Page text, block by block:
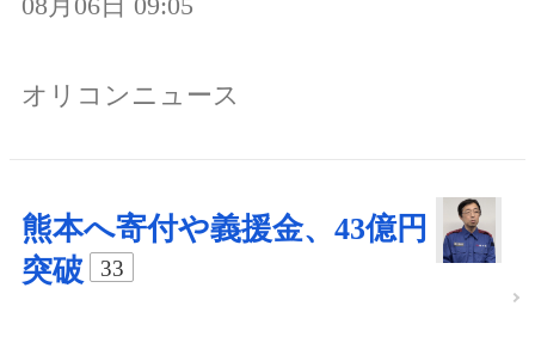
オリコンニュース
熊本へ寄付や義援金、43億円
突破
33